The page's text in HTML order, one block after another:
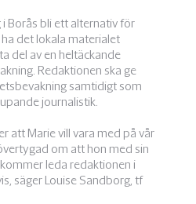
i Borås bli ett alternativ för
det lokala materialet
del av en heltäckande
Redaktionen ska ge
samtidigt som
journalistik.
att Marie vill vara med på vår
om att hon med sin
leda redaktionen i
säger Louise Sandborg, tf